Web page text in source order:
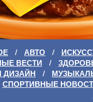
/ АВТО /
ВЕСТИ
/
ДИЗАЙН
/
СПОРТИВНЫЕ